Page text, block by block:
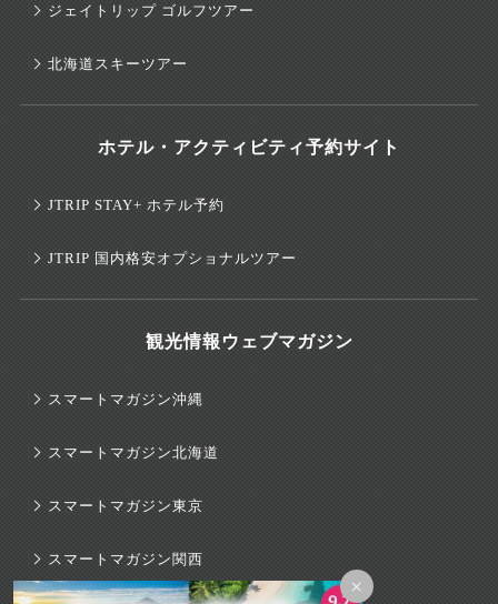
×
ジェイトリップ ゴルフツアー
北海道スキーツアー
ホテル・アクティビティ予約サイト
JTRIP STAY+ ホテル予約
JTRIP 国内格安オプショナルツアー
観光情報ウェブマガジン
スマートマガジン沖縄
スマートマガジン北海道
スマートマガジン東京
スマートマガジン関西